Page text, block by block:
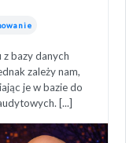
bazy danych
zależy nam,
je w bazie do
[...]